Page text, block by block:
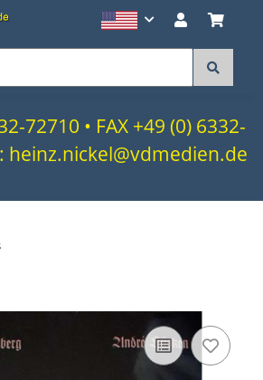
72710 • FAX +49 (0) 6332-
heinz.nickel@vdmedien.de